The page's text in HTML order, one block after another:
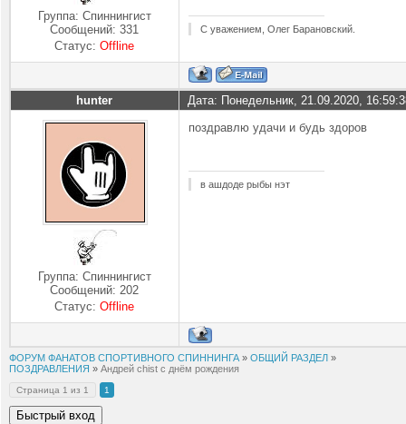
Группа: Спиннингист
Сообщений:331
Статус:Offline
С уважением, Олег Барановский.
hunter Дата: Понедельник, 21.09.2020,
Группа: Спиннингист
Сообщений:202
Статус:Offline
поздравлю удачи и будь здоров
в ашдоде рыбы нэт
ФОРУМ ФАНАТОВ СПОРТИВНОГО СПИННИНГА » ОБЩИЙ РАЗДЕЛ »
ПОЗДРАВЛЕНИЯ » Андрей chist с днём рождения
Страница 1 из 1 1